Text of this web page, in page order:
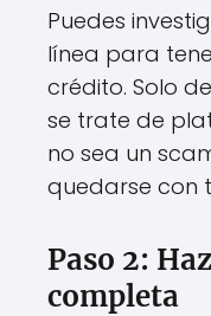
Puedes
línea para
crédito. Solo
se trate de
no sea un
quedarse con
Paso 2:
completa